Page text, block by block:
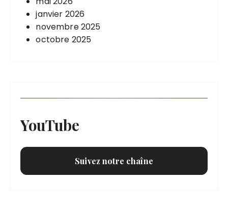
janvier 2026
novembre 2025
octobre 2025
YouTube
Suivez notre chaîne